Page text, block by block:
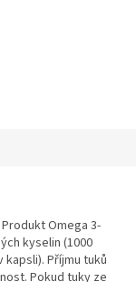
Omega 3-
kyselin (1000
kapsli). Příjmu tuků
Pokud tuky ze